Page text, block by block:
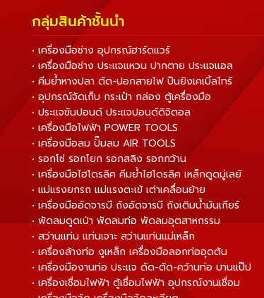
กลุ่มสินค้าชั้นนำ
• เครื่องมือช่าง อุปกรณ์ฮาร์ดแวร์
• เครื่องมือช่าง ประแจแหวน ปากตาย ประแจแอล
• คีมย้ำหางปลา ตัด-ปอกสายไฟ ปืนยิงเคเบิ้ลไทร์
• อุปกรณ์จัดเก็บ กระเป๋า กล่อง ตู้เครื่องมือ
• ประแจขันปอนด์ ประแจปอนด์ดิจิตอล
• เครื่องมือไฟฟ้า POWER TOOLS
• เครื่องมือลม ปั๊มลม AIR TOOLS
• รอกโซ่ รอกโยก รอกสลิง รอกกว้าน
• เครื่องมือไฮโดรลิค คีมย้ำไฮโดรลิค เหล็กดูดมู่เลย์
• แม่แรงยกรถ แม่แรงตะเข้ เต่าเคลื่อนย้าย
• เครื่องมืออัดจารบี ถังอัดจารบี ถังเติมน้ำมันเกียร์
• พัดลมดูดเป่า พัดลมท่อ พัดลมอุตสาหกรรม
• สว่านแท่น แท่นเจาะ สว่านแท่นแม่เหล็ก
• เครื่องล้างท่อ งูเหล็ก เครื่องมือลอกท่ออุดตัน
• เครื่องมืองานท่อ ประแจ ดัด-ตัด-คว้านท่อ บานแป๊ป
• เครื่องเชื่อมไฟฟ้า ตู้เชื่อมไฟฟ้า อุปกรณ์งานเชื่อม